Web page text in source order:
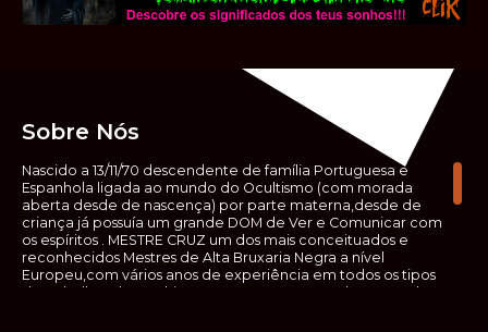
Sobre Nós
Nascido a 13/11/70 descendente de família Portuguesa e
Espanhola ligada ao mundo do Ocultismo (com morada
aberta desde de nascença) por parte materna,desde de
criança já possuía um grande DOM de Ver e Comunicar com
os espíritos . MESTRE CRUZ um dos mais conceituados e
reconhecidos Mestres de Alta Bruxaria Negra a nível
Europeu,com vários anos de experiência em todos os tipos
de trabalhos de Ocultismo. Escreveu os seus saberes ocultos